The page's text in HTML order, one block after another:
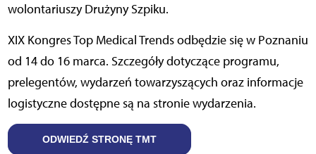
wolontariuszy Drużyny Szpiku.
XIX Kongres Top Medical Trends odbędzie się w Poznaniu
od 14 do 16 marca. Szczegóły dotyczące programu,
prelegentów, wydarzeń towarzyszących oraz informacje
logistyczne dostępne są na stronie wydarzenia.
ODWIEDŹ STRONĘ TMT